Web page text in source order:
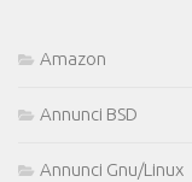
Amazon
Annunci BSD
Annunci Gnu/Linux